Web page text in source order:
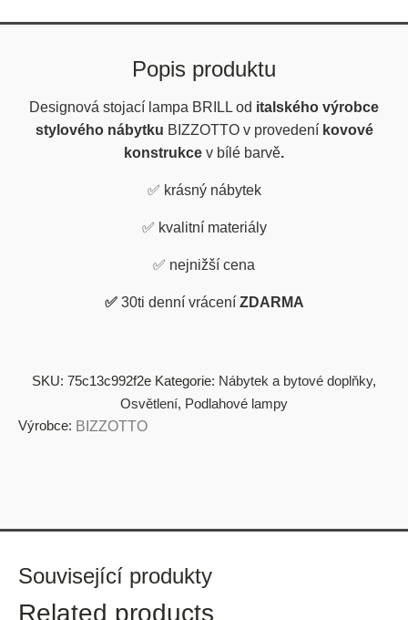
Popis produktu
Designová stojací lampa BRILL od italského výrobce
stylového nábytku BIZZOTTO v provedení kovové
konstrukce v bílé barvě.
✅ krásný nábytek
✅ kvalitní materiály
✅ nejnižší cena
✅ 30ti denní vrácení ZDARMA
SKU: 75c13c992f2e Kategorie: Nábytek a bytové doplňky,
Osvětlení, Podlahové lampy
Výrobce: BIZZOTTO
Související produkty
Related products